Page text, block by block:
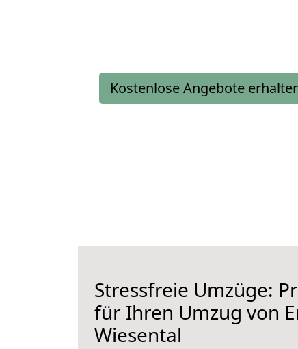
Kostenlose Angebote
Stressfreie Umzüge:
für Ihren Umzug von
Wiesental